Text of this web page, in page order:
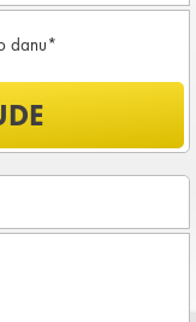
danu*
(CDW) i krađe
od